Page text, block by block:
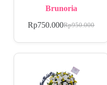
Brunoria
Rp950.000
Rp750.000